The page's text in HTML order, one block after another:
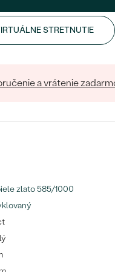
STRETNUTIE
a vrátenie
zlato 585/1000